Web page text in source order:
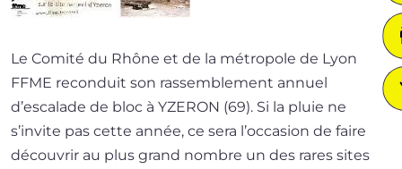
Le Comité du Rhône et de la métro­pole de Lyon
FFME recon­duit son ras­sem­ble­ment annuel
d’escalade de bloc à YZERON (69). Si la pluie ne
s’invite pas cette année, ce sera l’occasion de faire
décou­vrir au plus grand nombre un des rares sites